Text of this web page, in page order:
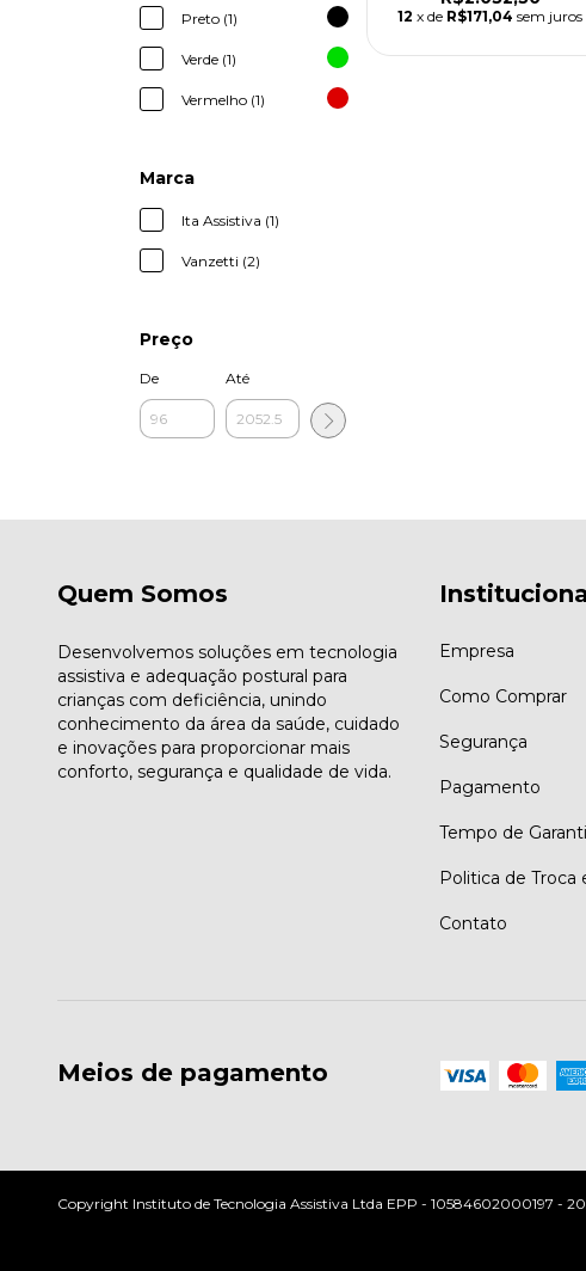
Preto (1)
Verde (1)
Vermelho (1)
Marca
Ita Assistiva (1)
Vanzetti (2)
Preço
De Até
12 x de R$171,04 sem juros
Quem Somos
Desenvolvemos soluções em tecnologia
assistiva e adequação postural para
crianças com deficiência, unindo
conhecimento da área da saúde, cuidado
e inovações para proporcionar mais
conforto, segurança e qualidade de vida.
Empresa
Como Comprar
Segurança
Pagamento
Tempo de
Politica de Troca
Contato
Meios de pagamento
Copyright Instituto de Tecnologia Assistiva Ltda EPP - 10584602000197 -